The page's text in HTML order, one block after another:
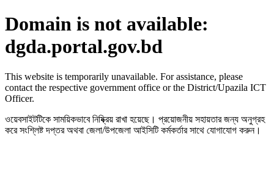
Domain is not available:
dgda.portal.gov.bd
This website is temporarily unavailable. For assistance, please
contact the respective government office or the District/Upazila ICT
Officer.
ওয়েবসাইটটিকে সাময়িকভাবে নিষ্ক্রিয় রাখা হয়েছে। প্রয়োজনীয় সহায়তার জন্য অনুগ্রহ
করে সংশ্লিষ্ট দপ্তর অথবা জেলা/উপজেলা আইসিটি কর্মকর্তার সাথে যোগাযোগ করুন।